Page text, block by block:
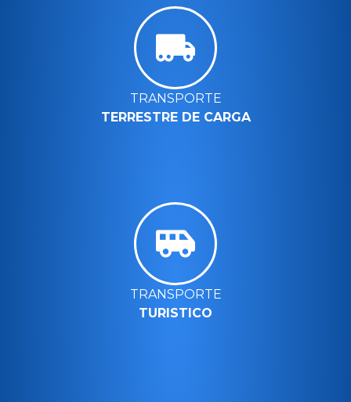
TRANSPORTE
TERRESTRE DE CARGA
TRANSPORTE
TURISTICO